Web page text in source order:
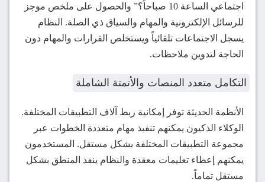
اجتماعي الساعة 10 صباحاً؟” والحصول على ملخص موجز
للرسائل الإلكترونية والمهام والسياق ذي الصلة. النظام
يسجل الاجتماعات تلقائياً ويستخلص القرارات والمهام دون
الحاجة لتدوين ملاحظات.
التكامل متعدد المنصات والأتمتة الشاملة
الأنظمة الحديثة توفر إمكانية ربط آلاف التطبيقات المختلفة.
الوكلاء الذكيون يمكنهم تنفيذ مهام متعددة الخطوات عبر
مجموعة التطبيقات المختلفة بشكل مستقل. المستخدمون
يمكنهم إعطاء تعليمات معقدة والنظام ينفذ المنطق بشكل
مستقل تماماً.